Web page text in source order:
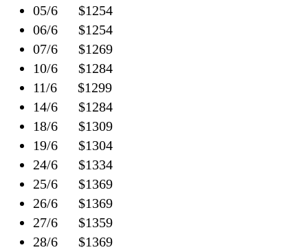
05/6 $1254
06/6 $1254
07/6 $1269
10/6 $1284
11/6 $1299
14/6 $1284
18/6 $1309
19/6 $1304
24/6 $1334
25/6 $1369
26/6 $1369
27/6 $1359
28/6 $1369